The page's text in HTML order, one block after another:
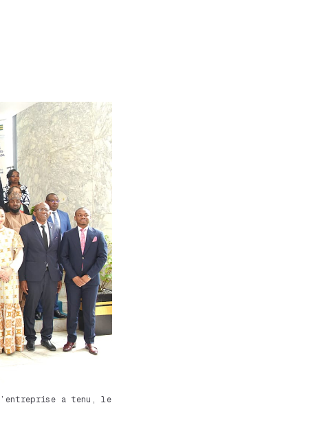
a tenu, le